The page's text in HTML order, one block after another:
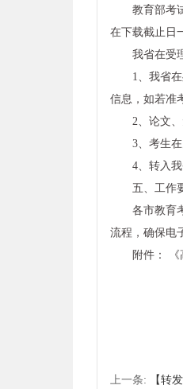
教育部考
在下载截止日
我省在受
1、我省
信息，如若准
2、论文
3、考生
4、转入
五、工作
各市教育
流程，确保电
附件：
安
上一条:
【转